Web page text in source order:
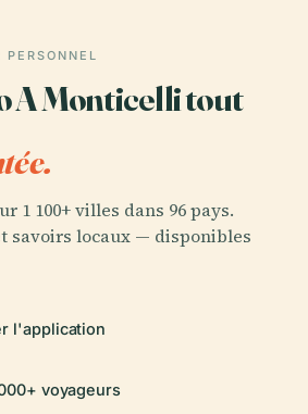
PERSONNEL
A Monticelli tout
1 100+ villes dans 96 pays.
savoirs locaux — disponibles
l'application
voyageurs